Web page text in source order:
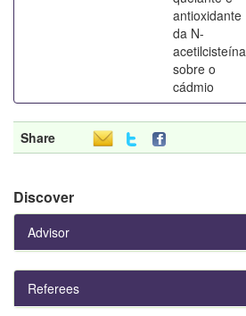
antioxidante
da N-
acetilcisteína
sobre o
cádmio
Share
Discover
Advisor
Referees